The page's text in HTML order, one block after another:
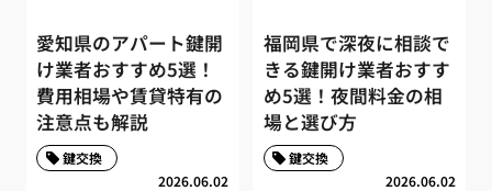
愛知県のアパート鍵開
け業者おすすめ5選！
費用相場や賃貸特有の
注意点も解説
2026.06.02
鍵交換
福岡県で深夜に相談で
きる鍵開け業者おすす
め5選！夜間料金の相
場と選び方
2026.06.02
鍵交換